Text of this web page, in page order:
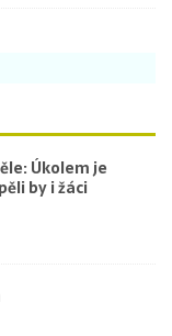
Úkolem je
by i žáci